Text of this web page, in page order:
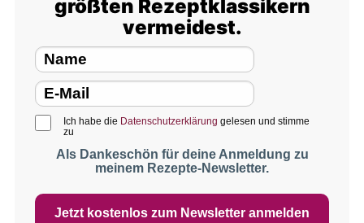
größten Rezeptklassikern
vermeidest.
Ich habe die Datenschutzerklärung gelesen und stimme
zu
Als Dankeschön für deine Anmeldung zu
meinem Rezepte-Newsletter.
Jetzt kostenlos zum Newsletter anmelden